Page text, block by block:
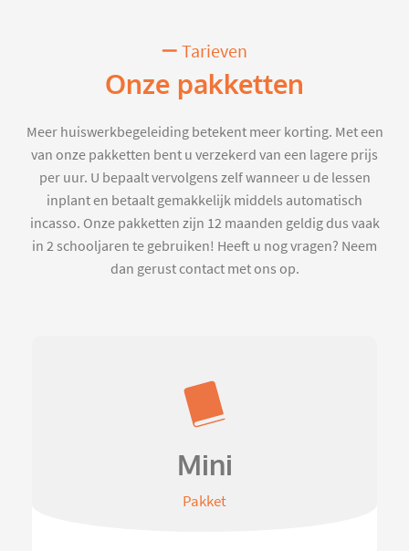
Tarieven
Onze pakketten
Meer huiswerkbegeleiding betekent meer korting. Met een
van onze pakketten bent u verzekerd van een lagere prijs
per uur. U bepaalt vervolgens zelf wanneer u de lessen
inplant en betaalt gemakkelijk middels automatisch
incasso. Onze pakketten zijn 12 maanden geldig dus vaak
in 2 schooljaren te gebruiken! Heeft u nog vragen? Neem
dan gerust contact met ons op.
Mini
Pakket